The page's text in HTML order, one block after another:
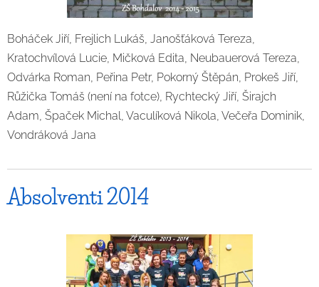
Boháček Jiří, Frejlich Lukáš, Janošťáková Tereza,
Kratochvílová Lucie, Mičková Edita, Neubauerová Tereza,
Odvárka Roman, Peřina Petr, Pokorný Štěpán, Prokeš Jiří,
Růžička Tomáš (není na fotce), Rychtecký Jiří, Širajch
Adam, Špaček Michal, Vaculíková Nikola, Večeřa Dominik,
Vondráková Jana
Absolventi 2014